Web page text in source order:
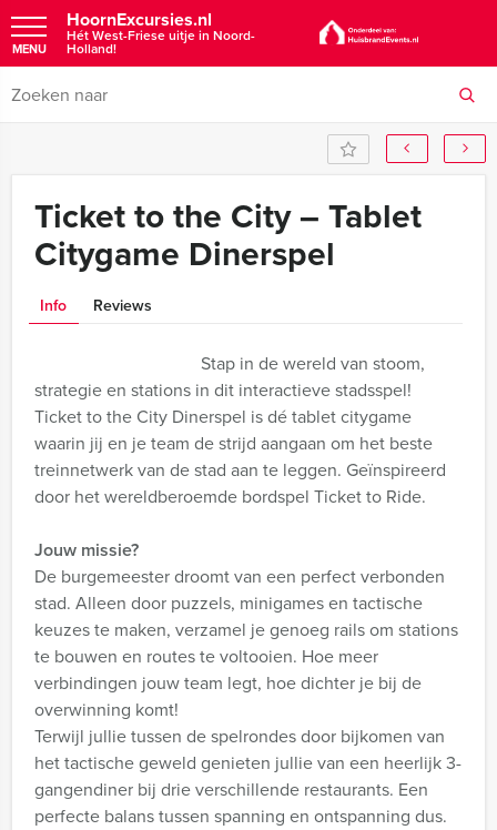
HoornExcursies.nl
Hét West-Friese uitje in Noord-
Holland!
MENU
Ticket to the City – Tablet
Citygame Dinerspel
Info Reviews
Stap in de wereld van stoom,
strategie en stations in dit interactieve stadsspel!
Ticket to the City Dinerspel is dé tablet citygame
waarin jij en je team de strijd aangaan om het beste
treinnetwerk van de stad aan te leggen. Geïnspireerd
door het wereldberoemde bordspel Ticket to Ride.
Jouw missie?
De burgemeester droomt van een perfect verbonden
stad. Alleen door puzzels, minigames en tactische
keuzes te maken, verzamel je genoeg rails om stations
te bouwen en routes te voltooien. Hoe meer
verbindingen jouw team legt, hoe dichter je bij de
overwinning komt!
Terwijl jullie tussen de spelrondes door bijkomen van
het tactische geweld genieten jullie van een heerlijk 3-
gangendiner bij drie verschillende restaurants. Een
perfecte balans tussen spanning en ontspanning dus.